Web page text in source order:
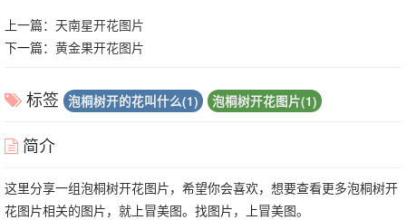
上一篇： 天南星开花图片
下一篇： 黄金果开花图片
标签 泡桐树开的花叫什么(1) 泡桐树开花图片(1)
简介
这里分享一组泡桐树开花图片，希望你会喜欢，想要查看更多泡桐树开
花图片相关的图片，就上冒美图。找图片，上冒美图。